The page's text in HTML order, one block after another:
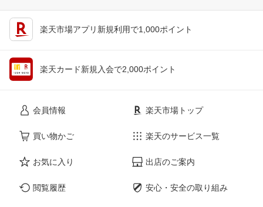
楽天市場アプリ新規利用で1,000ポイント
楽天カード新規入会で2,000ポイント
会員情報
買い物かご
お気に入り
閲覧履歴
楽天市場トップ
楽天のサービス一覧
出店のご案内
安心・安全の取り組み